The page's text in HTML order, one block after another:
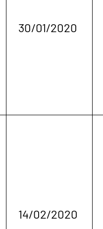
30/01/2020
14/02/2020